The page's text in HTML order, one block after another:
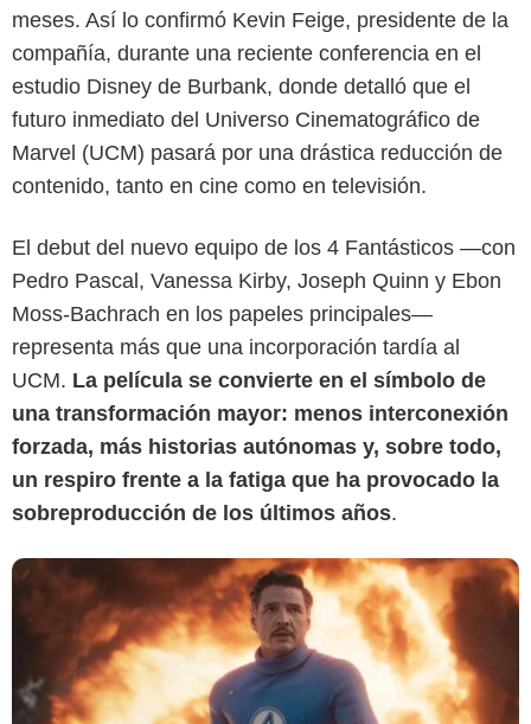
meses. Así lo confirmó Kevin Feige, presidente de la
compañía, durante una reciente conferencia en el
estudio Disney de Burbank, donde detalló que el
futuro inmediato del Universo Cinematográfico de
Marvel (UCM) pasará por una drástica reducción de
contenido, tanto en cine como en televisión.
El debut del nuevo equipo de los 4 Fantásticos —con
Pedro Pascal, Vanessa Kirby, Joseph Quinn y Ebon
Moss-Bachrach en los papeles principales—
representa más que una incorporación tardía al
UCM. La película se convierte en el símbolo de
una transformación mayor: menos interconexión
forzada, más historias autónomas y, sobre todo,
un respiro frente a la fatiga que ha provocado la
sobreproducción de los últimos años.
Captura de pantalla